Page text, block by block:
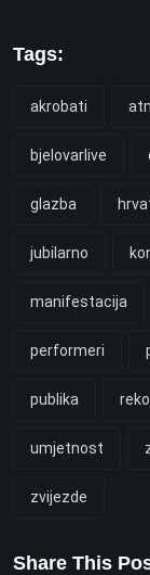
Tags:
akrobati
bjelovarlive
glazba
jubilarno
manifestacija
performeri
publika
umjetnost
zvijezde
Share This